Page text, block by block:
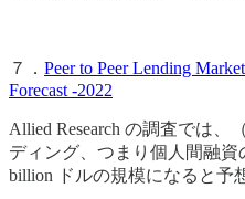
７． Peer to Peer Lending
Forecast -2022
Allied Research の調査では、
ディング、つまり個人間融資
billion ドルの規模になると予